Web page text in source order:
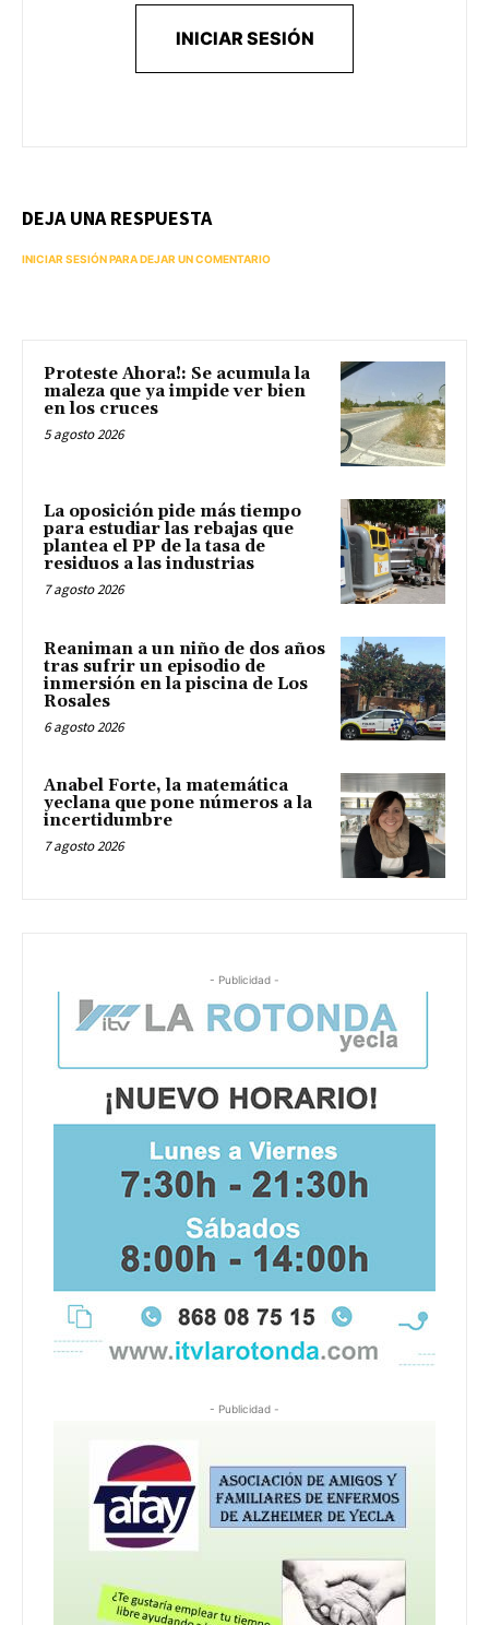
INICIAR SESIÓN
DEJA UNA RESPUESTA
INICIAR SESIÓN PARA DEJAR UN COMENTARIO
Proteste Ahora!: Se acumula la
maleza que ya impide ver bien
en los cruces
5 agosto 2026
La oposición pide más tiempo
para estudiar las rebajas que
plantea el PP de la tasa de
residuos a las industrias
7 agosto 2026
Reaniman a un niño de dos años
tras sufrir un episodio de
inmersión en la piscina de Los
Rosales
6 agosto 2026
Anabel Forte, la matemática
yeclana que pone números a la
incertidumbre
7 agosto 2026
- Publicidad -
- Publicidad -